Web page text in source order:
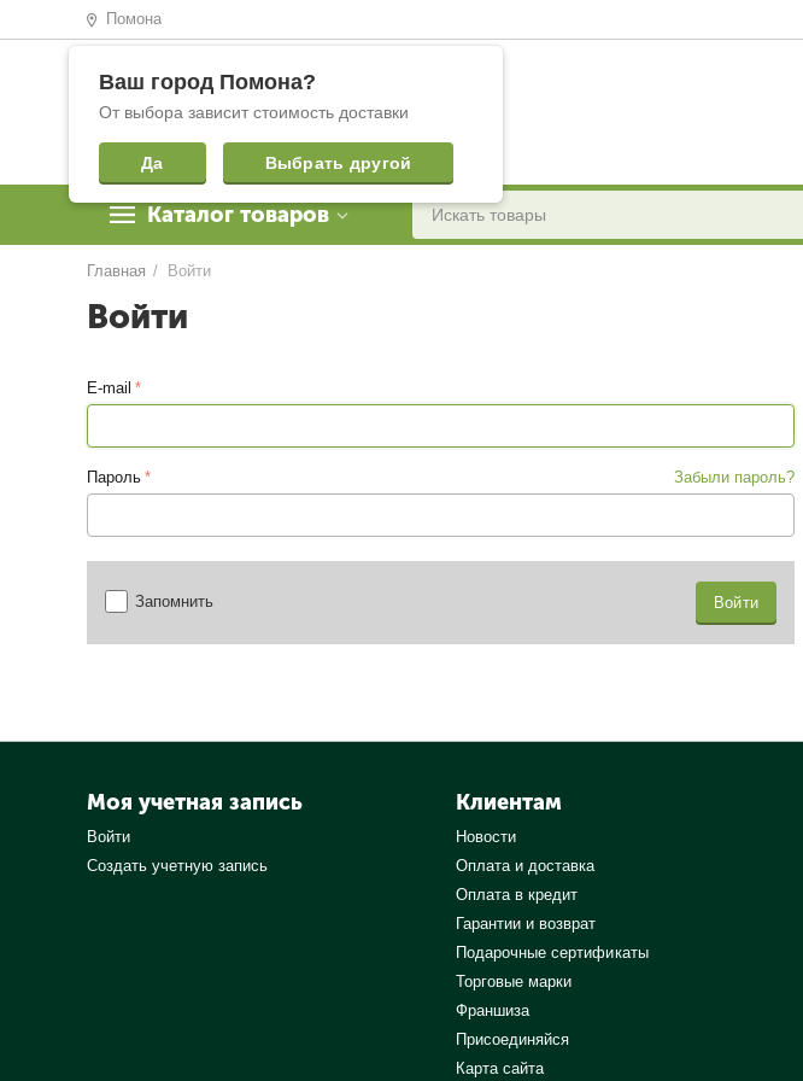
Помона
Ваш город Помона?
От выбора зависит стоимость доставки
Да Выбрать другой
Каталог товаров
Главная / Войти
Войти
E-mail
Пароль Забыли пароль?
Войти
Запомнить
Моя учетная запись
Войти
Создать учетную запись
Клиентам
Новости
Оплата и доставка
Оплата в кредит
Гарантии и возврат
Подарочные сертификаты
Торговые марки
Франшиза
Присоединяйся
Карта сайта